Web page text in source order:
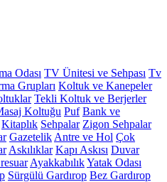
Odası TV Ünitesi ve Sehpası Tv
Grupları Koltuk ve Kanepeler
Tekli Koltuk ve Berjerler
Koltuğu Puf Bank ve
Kitaplık Sehpalar Zigon Sehpalar
Gazetelik Antre ve Hol Çok
Askılıklar Kapı Askısı Duvar
AyakkabılıkYatak Odası
Sürgülü Gardırop Bez Gardırop